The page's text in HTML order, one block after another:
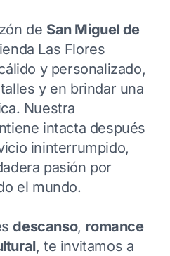
de San Miguel de
Las Flores
y personalizado,
y en brindar una
Nuestra
intacta después
ininterrumpido,
pasión por
el mundo.
descanso, romance
, te invitamos a